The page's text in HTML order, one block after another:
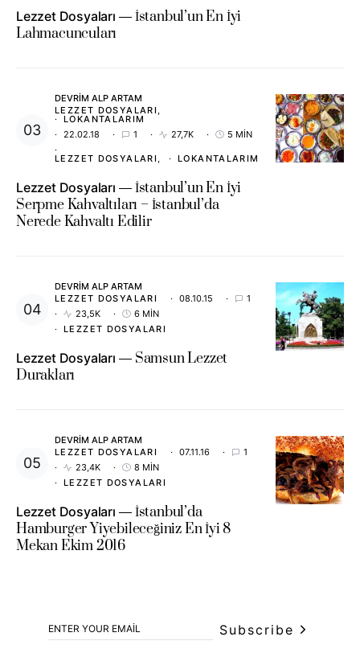
Lezzet Dosyaları
İstanbul’un En İyi
Lahmacuncuları
DEVRIM ALP ARTAM
LEZZET DOSYALARI
LOKANTALARIM
22.02.18
1 27,7K 5 MIN
LEZZET DOSYALARI LOKANTALARIM
Lezzet Dosyaları
İstanbul’un En İyi
Serpme Kahvaltıları – İstanbul’da
Nerede Kahvaltı Edilir
DEVRIM ALP ARTAM
LEZZET DOSYALARI
08.10.15
1
23,5K
6 MIN
LEZZET DOSYALARI
Lezzet Dosyaları
Samsun Lezzet
Durakları
DEVRIM ALP ARTAM
LEZZET DOSYALARI
07.11.16
1
23,4K
8 MIN
LEZZET DOSYALARI
Lezzet Dosyaları
İstanbul’da
Hamburger Yiyebileceğiniz En İyi 8
Mekan Ekim 2016
Subscribe